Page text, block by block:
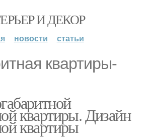
И ДЕКОР
новости статьи
квартиры-
квартиры. Дизайн
квартиры